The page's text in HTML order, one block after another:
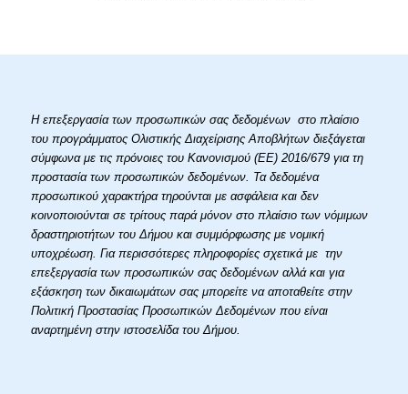
Η επεξεργασία των προσωπικών σας δεδομένων στο πλαίσιο
του προγράμματος Ολιστικής Διαχείρισης Αποβλήτων διεξάγεται
σύμφωνα με τις πρόνοιες του Κανονισμού (ΕΕ) 2016/679 για τη
προστασία των προσωπικών δεδομένων. Τα δεδομένα
προσωπικού χαρακτήρα τηρούνται με ασφάλεια και δεν
κοινοποιούνται σε τρίτους παρά μόνον στο πλαίσιο των νόμιμων
δραστηριοτήτων του Δήμου και συμμόρφωσης με νομική
υποχρέωση. Για περισσότερες πληροφορίες σχετικά με την
επεξεργασία των προσωπικών σας δεδομένων αλλά και για
εξάσκηση των δικαιωμάτων σας μπορείτε να αποταθείτε στην
Πολιτική Προστασίας Προσωπικών Δεδομένων που είναι
αναρτημένη στην ιστοσελίδα του Δήμου.